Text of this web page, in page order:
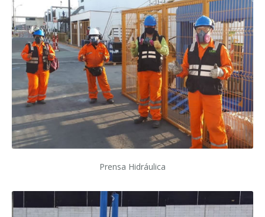
Prensa Hidráulica